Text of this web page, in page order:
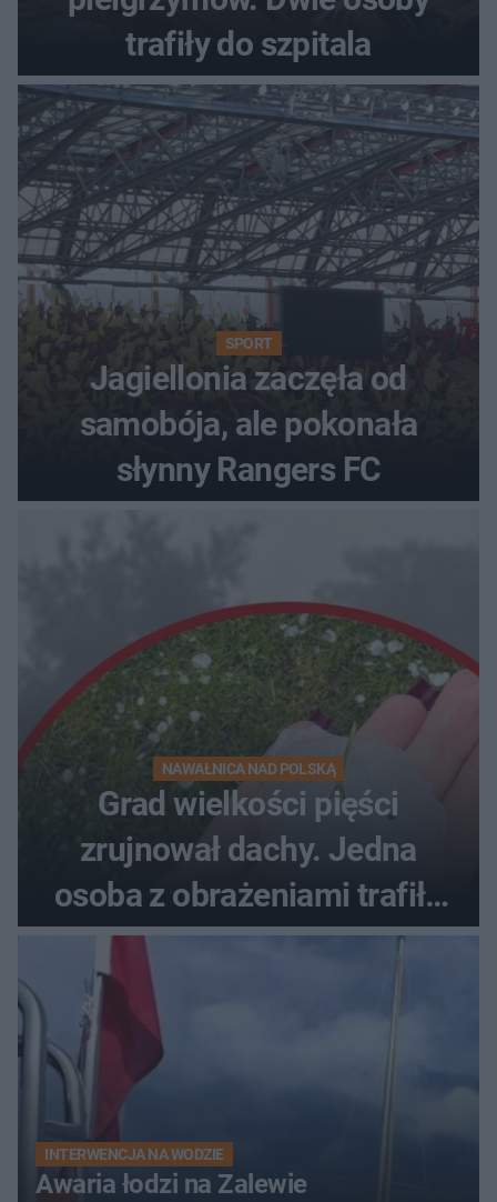
trafiły do szpitala
SPORT
Jagiellonia zaczęła od
samobója, ale pokonała
słynny Rangers FC
NAWAŁNICA NAD POLSKĄ
Grad wielkości pięści
zrujnował dachy. Jedna
osoba z obrażeniami trafiła
do szpitala
INTERWENCJA NA WODZIE
Awaria łodzi na Zalewie